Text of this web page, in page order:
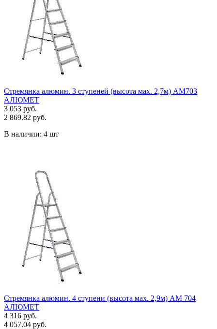
Стремянка алюмин. 3 ступеней (высота мах. 2,7м) AM703
АЛЮМЕТ
3 053 руб.
2 869.82 руб.
В наличии: 4 шт
Стремянка алюмин. 4 ступени (высота мах. 2,9м) АМ 704
АЛЮМЕТ
4 316 руб.
4 057.04 руб.